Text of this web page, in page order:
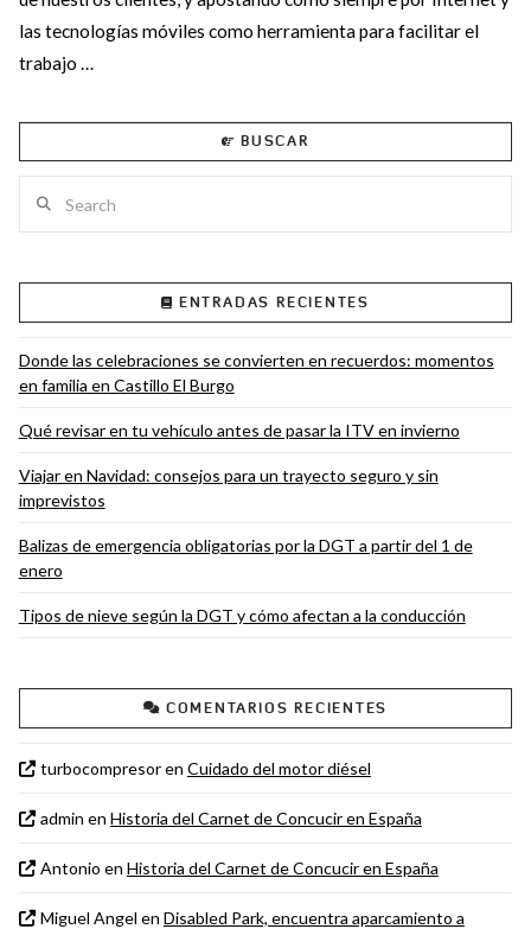
VIEW POST
las tecnologías móviles como herramienta para facilitar el
trabajo …
BUSCAR
ENTRADAS RECIENTES
Donde las celebraciones se convierten en recuerdos: momentos
en familia en Castillo El Burgo
Qué revisar en tu vehículo antes de pasar la ITV en invierno
Viajar en Navidad: consejos para un trayecto seguro y sin
imprevistos
Balizas de emergencia obligatorias por la DGT a partir del 1 de
enero
Tipos de nieve según la DGT y cómo afectan a la conducción
COMENTARIOS RECIENTES
turbocompresoren Cuidado del motor diésel
admin en Historia del Carnet de Concucir en España
Antonio en Historia del Carnet de Concucir en España
Miguel Angel en Disabled Park, encuentra aparcamiento a